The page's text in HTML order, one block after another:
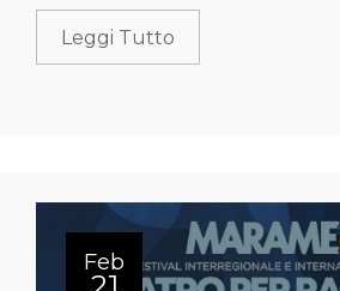
Leggi Tutto
Feb